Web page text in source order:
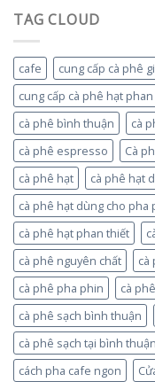
TAG CLOUD
cafe cung cấp cà phê
cung cấp cà phê hạt
cà phê bình thuận
cà
cà phê espresso
Cà
cà phê hạt
cà phê hạt
cà phê hạt dùng cho pha
cà phê hạt phan thiết
cà phê nguyên chất
cà
cà phê pha phin
cà
cà phê sạch bình thuận
cà phê sạch tại bình thuận
cách pha cafe ngon